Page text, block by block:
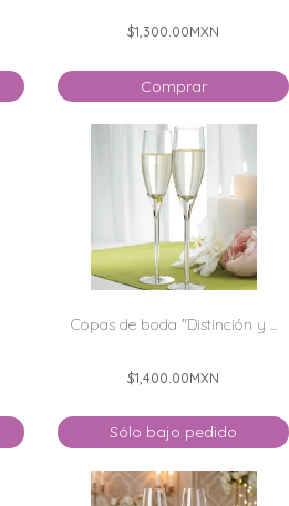
$1,300.00MXN
Comprar
Copas de boda "Distinción y ...
$1,400.00MXN
Sólo bajo pedido